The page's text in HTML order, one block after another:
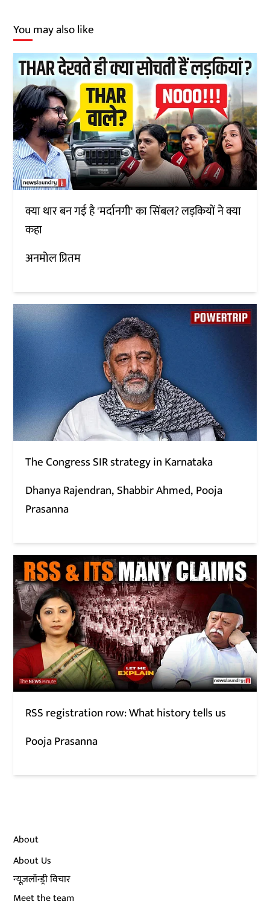
You may also like
क्या थार बन गई है 'मर्दानगी' का सिंबल? लड़कियों ने क्या
कहा
अनमोल प्रितम
The Congress SIR strategy in Karnataka
Dhanya Rajendran Shabbir Ahmed Pooja
Prasanna
RSS registration row: What history tells us
Pooja Prasanna
About
About Us
न्यूज़लॉन्ड्री विचार
Meet the team